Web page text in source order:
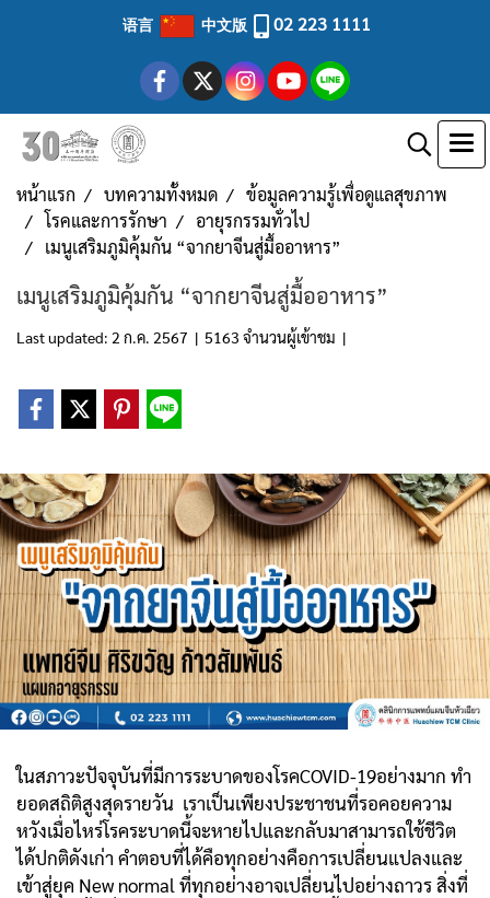
语言 中文版 02 223 1111
หน้าแรก บทความทั้งหมด
ข้อมูลความรู้เพื่อดูแลสุขภาพ
โรคและการรักษา
อายุรกรรมทั่วไป
เมนูเสริมภูมิคุ้มกัน “จากยาจีนสู่มื้ออาหาร”
เมนูเสริมภูมิคุ้มกัน “จากยาจีนสู่มื้ออาหาร”
Last updated: 2 ก.ค. 2567 | 5163 จำนวนผู้เข้าชม |
ในสภาวะปัจจุบันที่มีการระบาดของโรคCOVID-19อย่างมาก ทำ
ยอดสถิติสูงสุดรายวัน เราเป็นเพียงประชาชนที่รอคอยความ
หวังเมื่อไหร่โรคระบาดนี้จะหายไปและกลับมาสามารถใช้ชีวิต
ได้ปกติดังเก่า คำตอบที่ได้คือทุกอย่างคือการเปลี่ยนแปลงและ
เข้าสู่ยุค New normal ที่ทุกอย่างอาจเปลี่ยนไปอย่างถาวร สิ่งที่